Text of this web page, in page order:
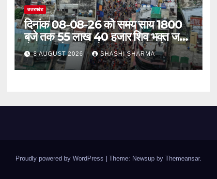
उत्तराखंड
दिनांक 08-08-26 को समय साय 1800
बजे तक 55 लाख 40 हजार शिव भक्त जल
लेकर अपने गंतव्य को प्रस्थान कर चुके
8 AUGUST 2026 SHASHI SHARMA
Proudly powered by WordPress | Theme: Newsup by Themeansar.